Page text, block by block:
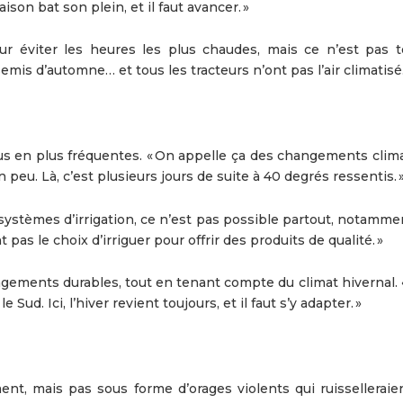
bat son plein, et il faut avancer. »
éviter les heures les plus chaudes, mais ce n’est pas
d’automne… et tous les tracteurs n’ont pas l’air
en plus fréquentes. « On appelle ça des changements
Là, c’est plusieurs jours de suite à 40 degrés ressentis.
d’irrigation, ce n’est pas possible partout,
pas le choix d’irriguer pour offrir des produits de qualité. »
durables, tout en tenant compte du climat hivernal.
Ici, l’hiver revient toujours, et il faut s’y adapter. »
mais pas sous forme d’orages violents qui